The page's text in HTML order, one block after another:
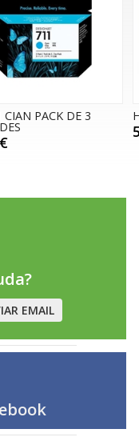
CIAN PACK DE 3
EMAIL